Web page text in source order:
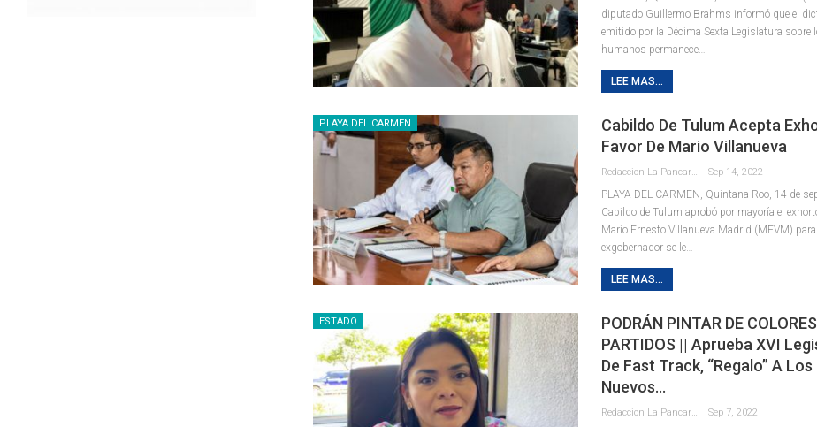
diputado Guillermo Brahms informó que el
emitido por la Décima Sexta Legislatura sobre
humanos permanece
LEE MAS...
PLAYA DEL CARMEN
Cabildo De Tulum Acepta
Favor De Mario Villanueva
Sep 14, 2022
PLAYA DEL CARMEN, Quintana Roo, 14 de
Cabildo de Tulum aprobó por mayoría el
Mario Ernesto Villanueva Madrid (MEVM) para
exgobernador se le
LEE MAS...
ESTADO
PODRÁN PINTAR DE
PARTIDOS || Aprueba XVI
De Fast Track, “regalo” A Los
Nuevos…
Sep 7, 2022